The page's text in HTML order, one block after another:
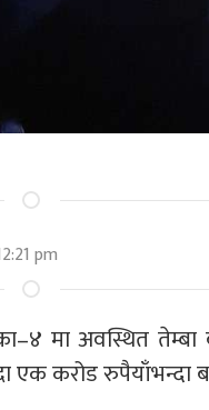
pm
मा अवस्थित
करोड रुपैयाँभन्दा